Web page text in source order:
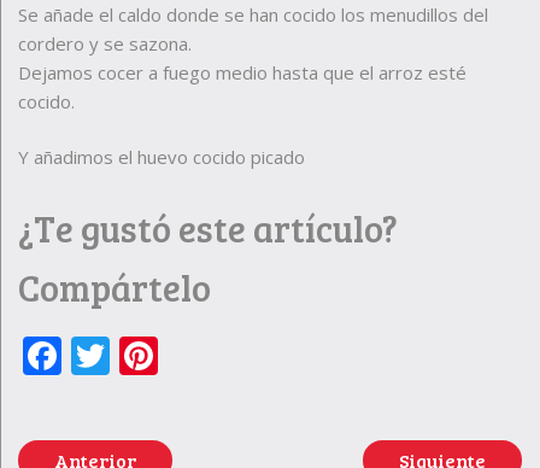
Se añade el caldo donde se han cocido los menudillos del
cordero y se sazona.
Dejamos cocer a fuego medio hasta que el arroz esté
cocido.
Y añadimos el huevo cocido picado
¿Te gustó este artículo?
Compártelo
Facebook
Twitter
Anterior Siguiente